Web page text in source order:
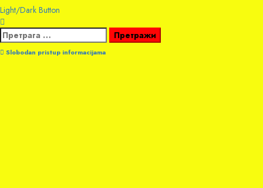
Light/Dark Button
Претрага
за:
Slobodan pristup informacijama